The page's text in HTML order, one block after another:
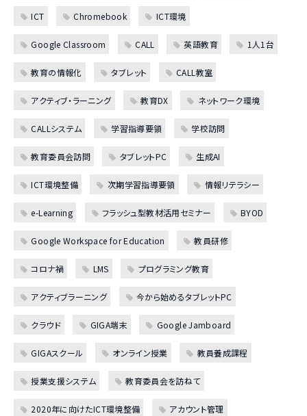
ICT Chromebook ICT環境
Google Classroom CALL 英語教育 1人1台
教育の情報化 タブレット CALL教室
アクティブ・ラーニング 教育DX ネットワーク環境
CALLシステム 学習指導要領 学校訪問
教育委員会訪問 タブレットPC 生成AI
ICT環境整備 次期学習指導要領 情報リテラシー
e-Learning フラッシュ型教材活用セミナー BYOD
Google Workspace for Education 教員研修
コロナ禍 LMS プログラミング教育
アクティブラーニング 今から始めるタブレットPC
クラウド GIGA端末 Google Jamboard
GIGAスクール オンライン授業 教員養成課程
授業支援システム 教育委員会を訪ねて
2020年に向けたICT環境整備 アカウント管理